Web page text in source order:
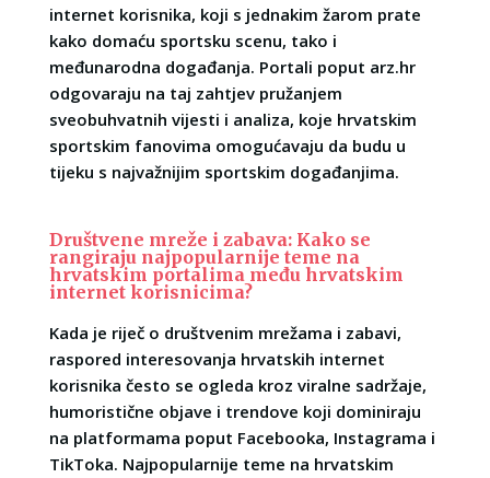
internet korisnika, koji s jednakim žarom prate
kako domaću sportsku scenu, tako i
međunarodna događanja. Portali poput arz.hr
odgovaraju na taj zahtjev pružanjem
sveobuhvatnih vijesti i analiza, koje hrvatskim
sportskim fanovima omogućavaju da budu u
tijeku s najvažnijim sportskim događanjima.
Društvene mreže i zabava: Kako se
rangiraju najpopularnije teme na
hrvatskim portalima među hrvatskim
internet korisnicima?
Kada je riječ o društvenim mrežama i zabavi,
raspored interesovanja hrvatskih internet
korisnika često se ogleda kroz viralne sadržaje,
humoristične objave i trendove koji dominiraju
na platformama poput Facebooka, Instagrama i
TikToka. Najpopularnije teme na hrvatskim